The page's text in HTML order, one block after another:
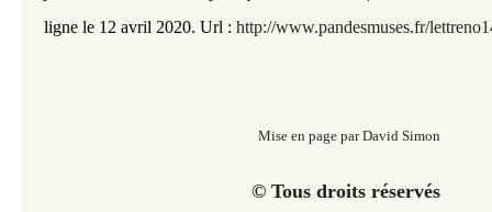
ligne le 12 avril 2020. Url : http://www.pandesmuses.fr/
Mise en page par David Simon
© Tous droits réservés